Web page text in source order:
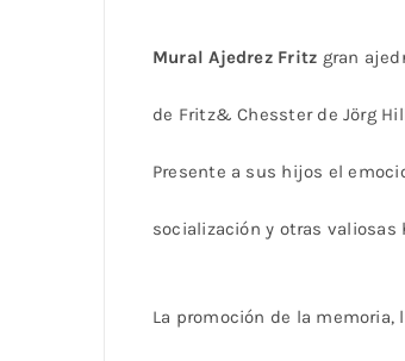
Mural Ajedrez Fritz gran
de Fritz& Chesster de Jörg
Presente a sus hijos el
socialización y otras valiosas
La promoción de la